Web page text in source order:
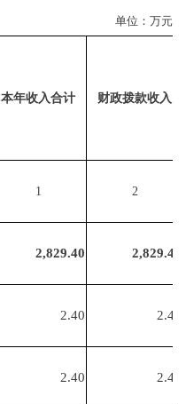
单位：万元
本年收入合计 财政拨款收入
1 2
2,829.40 2,829.40
2.40 2.40
2.40 2.40